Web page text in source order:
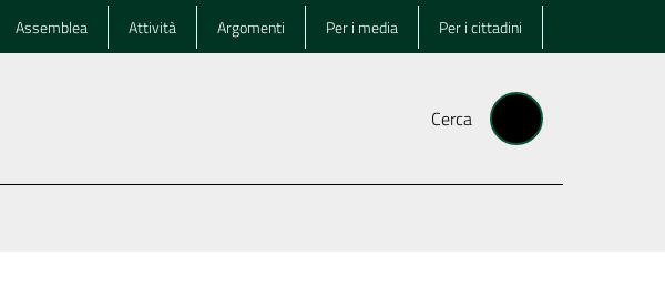
Assemblea Attività Argomenti Per i media Per i cittadini
Cerca